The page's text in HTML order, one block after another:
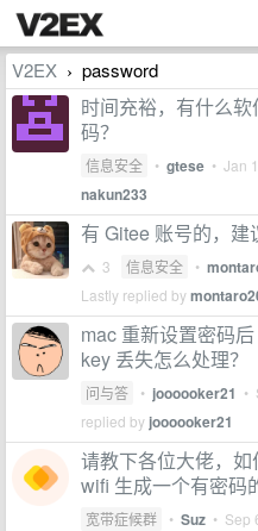
V2EX › password
时间充裕，有什么
码？
信息安全 • gtese • Jan
nakun233
有 Gitee 账号的，建
3 信息安全 •
Lastly replied by
mac 重新设置密码
key 丢失怎么处理？
问与答 • joooooker21 •
replied by joooooker21
请教下各位大佬，
wifi 生成一个有密码
宽带症候群 • Suz • Sep